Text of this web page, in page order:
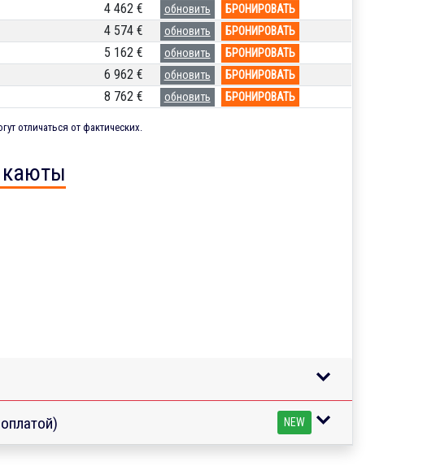
4 462 € обновить БРОНИРОВАТЬ
4 574 € обновить БРОНИРОВАТЬ
5 162 € обновить БРОНИРОВАТЬ
6 962 € обновить БРОНИРОВАТЬ
8 762 € обновить БРОНИРОВАТЬ
отличаться от фактических.
каюты
NEW